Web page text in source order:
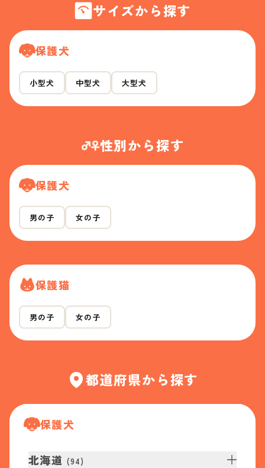
サイズから探す
保護犬
小型犬 中型犬 大型犬
性別から探す
保護犬
男の子 女の子
保護猫
男の子 女の子
都道府県から探す
保護犬
北海道 (94)